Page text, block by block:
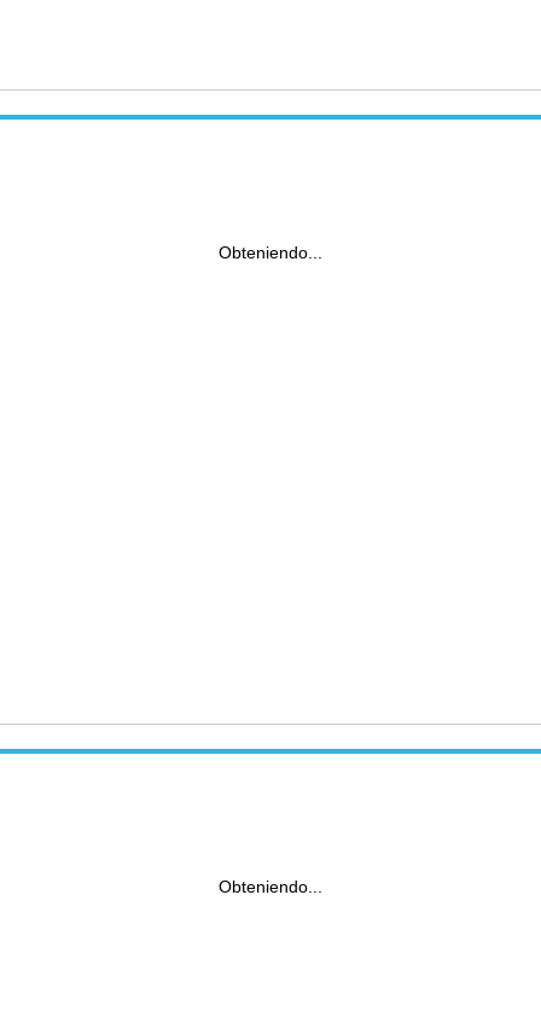
Obteniendo...
Obteniendo...